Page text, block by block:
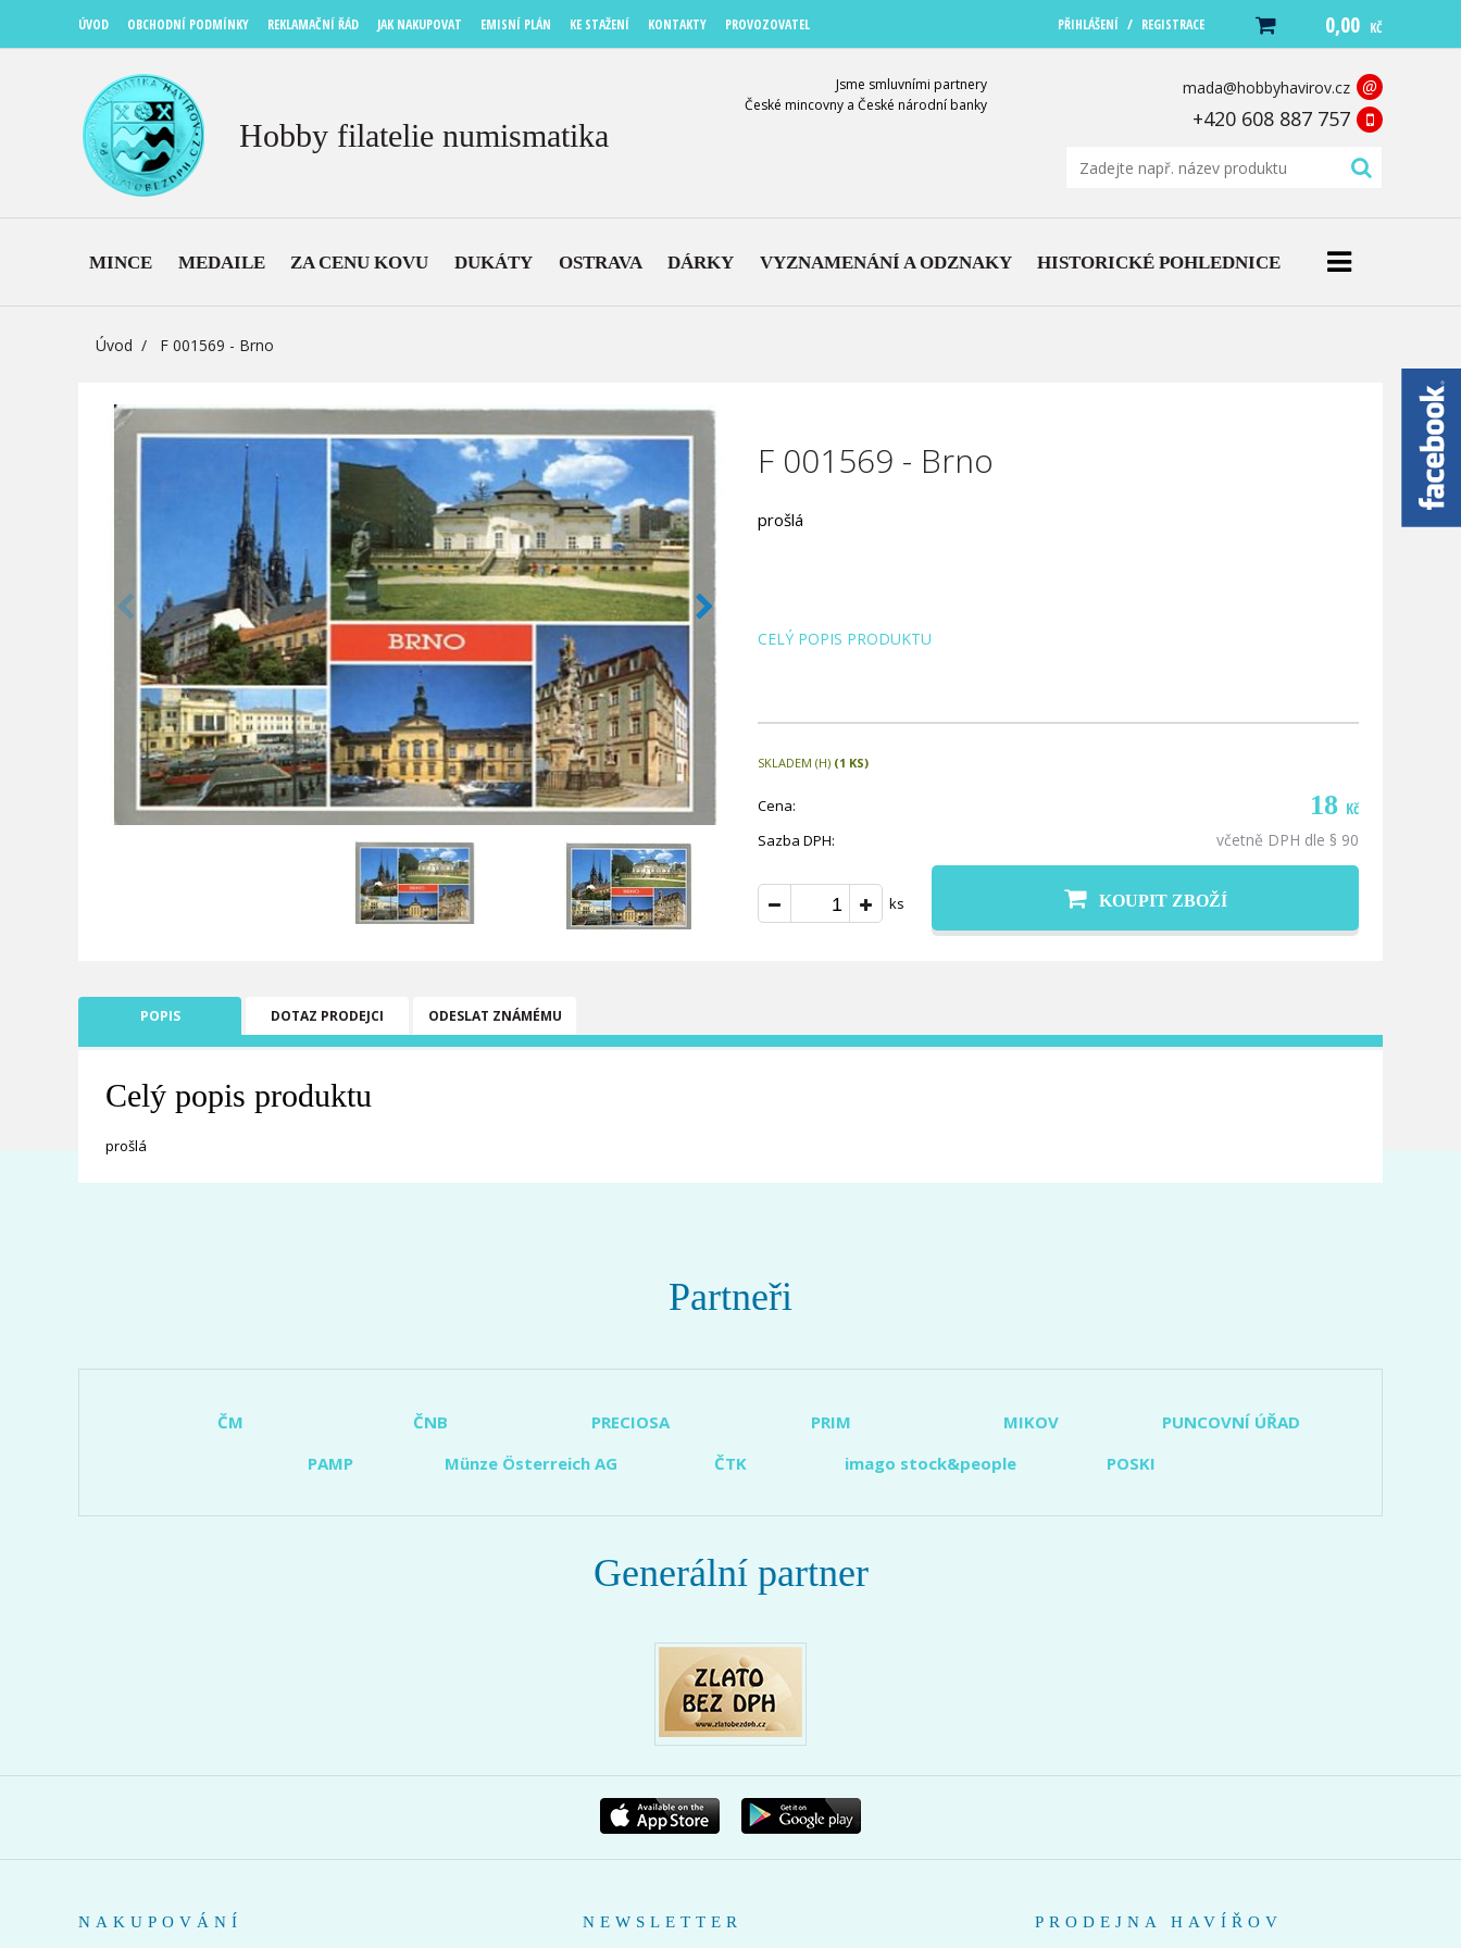
ÚVOD OBCHODNÍ PODMÍNKY REKLAMAČNÍ ŘÁD JAK NAKUPOVAT EMISNÍ PLÁN KE STAŽENÍ KONTAKTY PROVOZOVATEL PŘIHLÁŠENÍ / REGISTRACE 0,00 KČ
Hobby filatelie numismatika
Jsme smluvními partnery
České mincovny a České národní banky
mada@hobbyhavirov.cz @
+420 608 887 757
MINCE MEDAILE ZA CENU KOVU DUKÁTY OSTRAVA DÁRKY VYZNAMENÁNÍ A ODZNAKY HISTORICKÉ POHLEDNICE
Úvod F 001569 - Brno
F 001569 - Brno
prošlá
CELÝ POPIS PRODUKTU
SKLADEM (H) (1 KS)
Cena: 18 Kč
Sazba DPH: včetně DPH dle § 90
ks KOUPIT ZBOŽÍ
POPIS DOTAZ PRODEJCI ODESLAT ZNÁMÉMU
Celý popis produktu
prošlá
Partneři
ČM ČNB PRECIOSA PRIM MIKOV
PUNCOVNÍ ÚŘAD
PAMP
Münze Österreich AG ČTK imago stock&people POSKI
Generální partner
NAKUPOVÁNÍ NEWSLETTER PRODEJNA HAVÍŘOV